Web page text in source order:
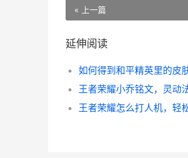
« 上一篇
延伸阅读
王者荣耀小乔铭文，灵动
王者荣耀怎么打人机，轻